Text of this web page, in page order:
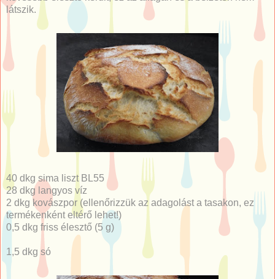
látszik.
40 dkg sima liszt BL55
28 dkg langyos víz
2 dkg kovászpor (ellenőrizzük az adagolást a tasakon, ez
termékenként eltérő lehet!)
0,5 dkg friss élesztő (5 g)
1,5 dkg só